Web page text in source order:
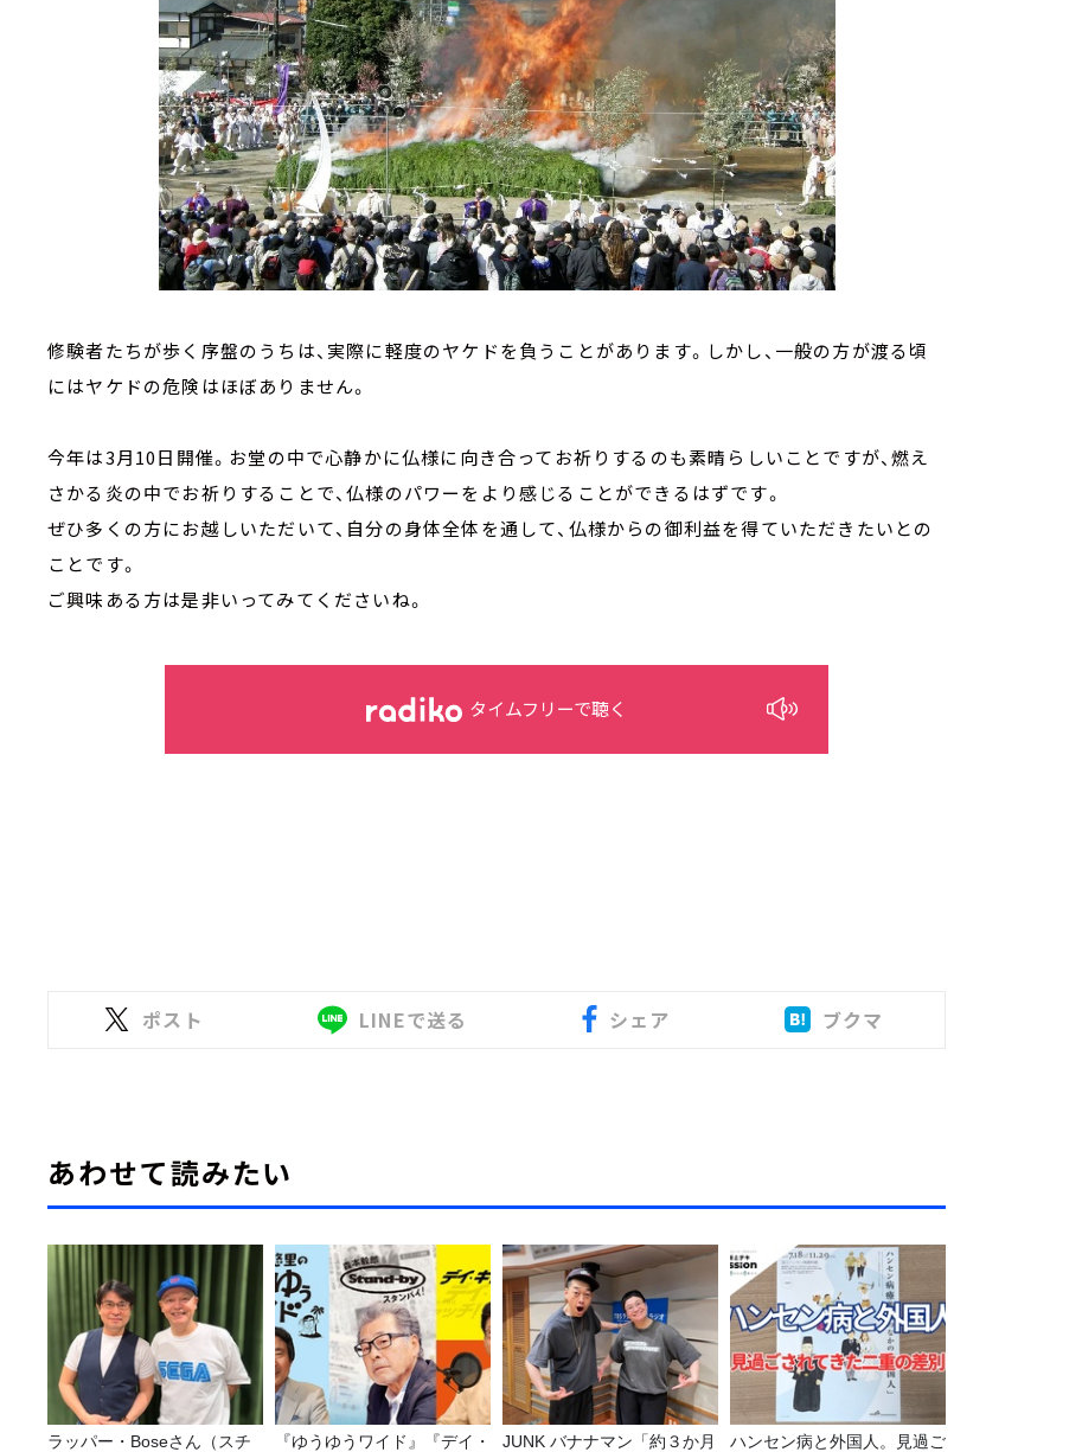
修験者たちが歩く序盤のうちは、実際に軽度のヤケドを負うことがあります。しかし、一般の方が渡る頃
にはヤケドの危険はほぼありません。
今年は3月10日開催。お堂の中で心静かに仏様に向き合ってお祈りするのも素晴らしいことですが、燃え
さかる炎の中でお祈りすることで、仏様のパワーをより感じることができるはずです。
ぜひ多くの方にお越しいただいて、自分の身体全体を通して、仏様からの御利益を得ていただきたいとの
ことです。
ご興味ある方は是非いってみてくださいね。
タイムフリーで聴く
ポスト LINEで送る シェア ブクマ
あわせて読みたい
ラッパー・Boseさん（スチ 『ゆうゆうワイド』『デイ・ JUNK バナナマン「約３か月 ハンセン病と外国人。見過ご